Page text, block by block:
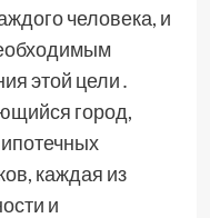
человека, и
этой цели․
город,
каждая из
и